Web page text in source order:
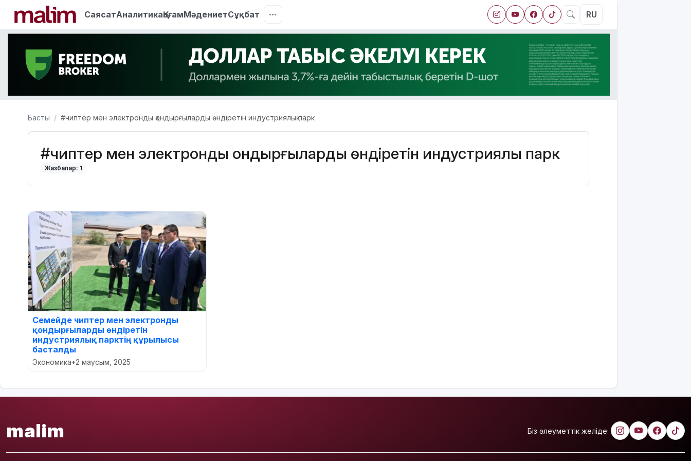
СаясатАналитикаҚоғамМәдениетСұқбат RU
Басты #чиптер мен электронды қондырғыларды өндіретін индустриялық парк
#чиптер мен электронды қондырғыларды өндіретін индустриялық парк
Жазбалар: 1
Семейде чиптер мен электронды
қондырғыларды өндіретін
индустриялық парктің құрылысы
басталды
Экономика•2 маусым, 2025
malim Біз әлеуметтік желіде: